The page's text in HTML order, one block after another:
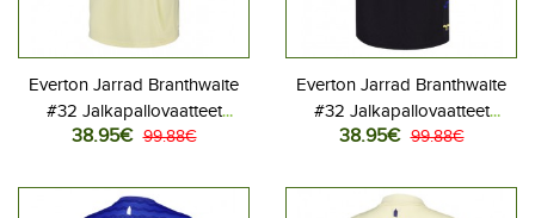
Everton Jarrad Branthwaite
#32 Jalkapallovaatteet
Vieraspaita 2025-26
38.95€ 99.88€
Everton Jarrad Branthwaite
#32 Jalkapallovaatteet
Kolmaspaita 2025-26
38.95€ 99.88€